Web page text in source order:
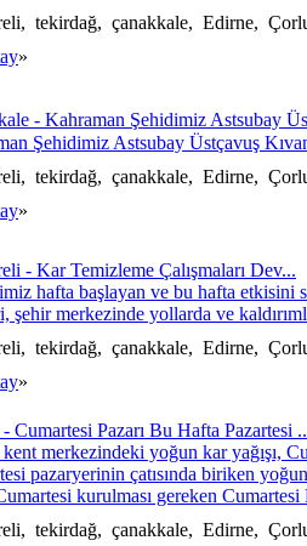
tekirdağ, çanakkale, Edirne,
»
- Kahraman Şehidimiz Astsubay
Şehidimiz Astsubay Üstçavuş
tekirdağ, çanakkale, Edirne,
»
- Kar Temizleme Çalışmaları Dev...
hafta başlayan ve bu hafta etkisini
şehir merkezinde yollarda ve
tekirdağ, çanakkale, Edirne,
»
Cumartesi Pazarı Bu Hafta Pazartesi
merkezindeki yoğun kar yağışı,
pazaryerinin çatısında biriken
kurulması gereken Cumartesi
tekirdağ, çanakkale, Edirne,